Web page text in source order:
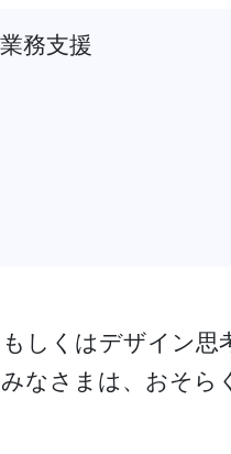
務支援
しくはデザイン
なさまは、おそら